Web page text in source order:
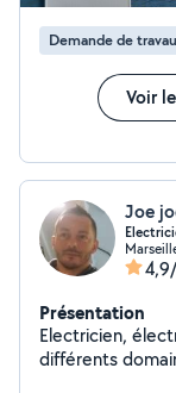
Demande de
Voir
Joe
Présentation
Electricien,
différents